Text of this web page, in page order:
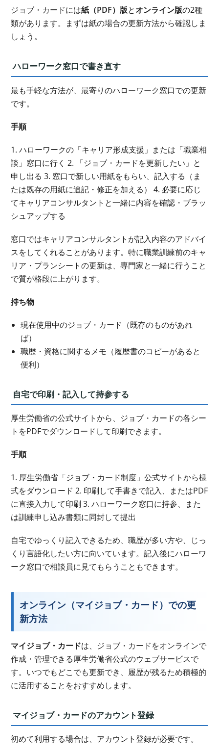
ジョブ・カードには紙（PDF）版とオンライン版の2種
類があります。まずは紙の場合の更新方法から確認しま
しょう。
ハローワーク窓口で書き直す
最も手軽な方法が、最寄りのハローワーク窓口での更新
です。
手順
1. ハローワークの「キャリア形成支援」または「職業相
談」窓口に行く 2. 「ジョブ・カードを更新したい」と
申し出る 3. 窓口で新しい用紙をもらい、記入する（ま
たは既存の用紙に追記・修正を加える） 4. 必要に応じ
てキャリアコンサルタントと一緒に内容を確認・ブラッ
シュアップする
窓口ではキャリアコンサルタントが記入内容のアドバイ
スをしてくれることがあります。特に職業訓練前のキャ
リア・プランシートの更新は、専門家と一緒に行うこと
で質が格段に上がります。
持ち物
現在使用中のジョブ・カード（既存のものがあれ
ば）
職歴・資格に関するメモ（履歴書のコピーがあると
便利）
自宅で印刷・記入して持参する
厚生労働省の公式サイトから、ジョブ・カードの各シー
トをPDFでダウンロードして印刷できます。
手順
1. 厚生労働省「ジョブ・カード制度」公式サイトから様
式をダウンロード 2. 印刷して手書きで記入、またはPDF
に直接入力して印刷 3. ハローワーク窓口に持参、また
は訓練申し込み書類に同封して提出
自宅でゆっくり記入できるため、職歴が多い方や、じっ
くり言語化したい方に向いています。記入後にハローワ
ーク窓口で相談員に見てもらうこともできます。
オンライン（マイジョブ・カード）での更
新方法
マイジョブ・カードは、ジョブ・カードをオンラインで
作成・管理できる厚生労働省公式のウェブサービスで
す。いつでもどこでも更新でき、履歴が残るため積極的
に活用することをおすすめします。
マイジョブ・カードのアカウント登録
初めて利用する場合は、アカウント登録が必要です。